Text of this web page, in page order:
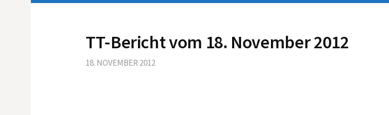
TT-Bericht vom 18. November 2012
18. NOVEMBER 2012